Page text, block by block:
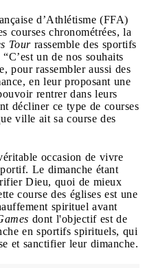
d’Athlétisme (FFA)
courses chronométrées, la
Tour rassemble des sportifs
un de nos souhaits
pour rassembler aussi des
en leur proposant une
rentrer dans leurs
décliner ce type de courses
ville ait sa course des
occasion de vivre
Le dimanche étant
Dieu, quoi de mieux
course des églises est une
spirituel avant
dont l'objectif est de
en sportifs spirituels, qui
et sanctifier leur dimanche.